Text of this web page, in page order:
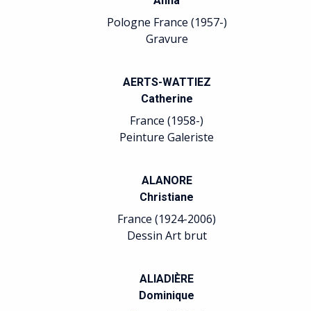
Pologne France (1957-)
Gravure
AERTS-WATTIEZ
Catherine
France (1958-)
Peinture Galeriste
ALANORE
Christiane
France (1924-2006)
Dessin Art brut
ALIADIÈRE
Dominique